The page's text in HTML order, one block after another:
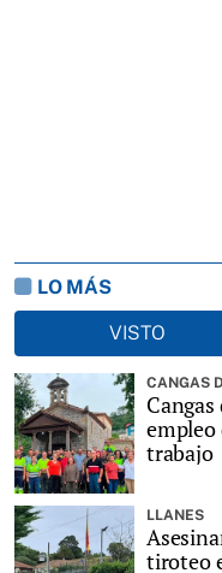
LO MÁS
VISTO
CANGAS
empleo
trabajo
LLANES
tiroteo